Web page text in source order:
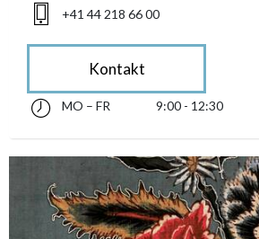
+41 44 218 66 00
Kontakt
accessibility.sr-only.opening_hours
Montag bis Freitag 09:00 - 12:30
MO – FR 9:00 - 12:30